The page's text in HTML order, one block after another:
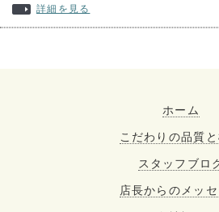
詳細を見る
ホーム
こだわりの品質
スタッフブロ
店長からのメッ